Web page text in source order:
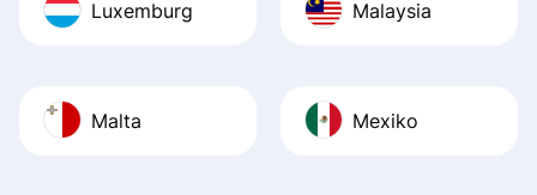
Luxemburg Malaysia
Malta Mexiko